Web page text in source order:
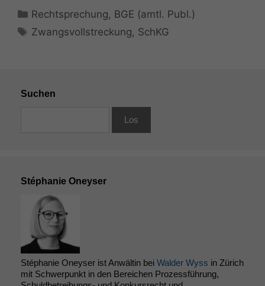
Kategorien
Rechtsprechung, BGE (amtl. Publ.)
Schlagwörter
Zwangsvollstreckung, SchKG
Suchen
Stéphanie Oneyser
Stéphanie Oneyser ist Anwältin bei Walder Wyss in Zürich
mit Schwerpunkt in den Bereichen Prozessführung,